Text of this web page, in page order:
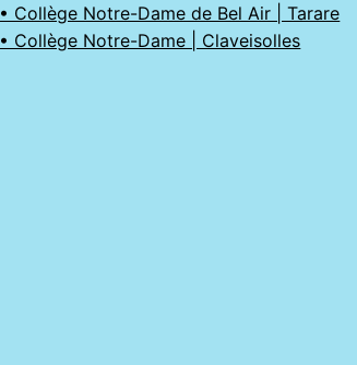
• Collège Notre-Dame de Bel Air | Tarare
• Collège Notre-Dame | Claveisolles